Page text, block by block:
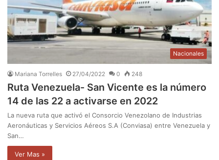
Nacionales
Mariana Torrelles 27/04/2022 0 248
Ruta Venezuela- San Vicente es la número
14 de las 22 a activarse en 2022
La nueva ruta que activó el Consorcio Venezolano de Industrias
Aeronáuticas y Servicios Aéreos S.A (Conviasa) entre Venezuela y
San…
Ver Mas »